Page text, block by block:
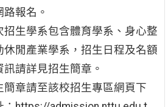
報名。
招生學系包含體育學系、身心整
休閒產業學系，招生日程及名額
訊請詳見招生簡章。
簡章請至該校招生專區網頁下